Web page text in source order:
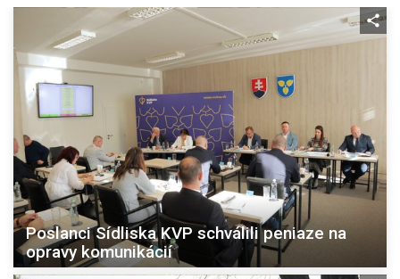
Poslanci Sídliska KVP schválili peniaze na
opravy komunikácií